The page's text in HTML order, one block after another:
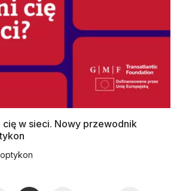
cię w sieci. Nowy przewodnik